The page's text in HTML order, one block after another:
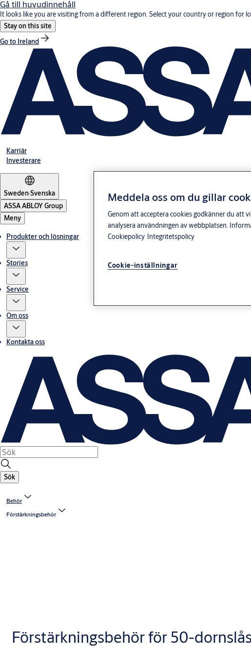
Gå till huvudinnehåll
It looks like you are visiting from a different region. Select your country or region for
Stay on this site
Go to Ireland
Karriär
Investerare
Sweden·Svenska
ASSA ABLOY Group
Meny
Produkter och lösningar
Stories
Service
Om oss
Kontakta oss
Sök
Behör
Förstärkningsbehör
Förstärkningsbehör för 50-
Meddela oss om du gillar
Genom att acceptera cookies godkänner du att
analysera användningen av webbplatsen.
Cookiepolicy Integritetspolicy
Cookie-inställningar